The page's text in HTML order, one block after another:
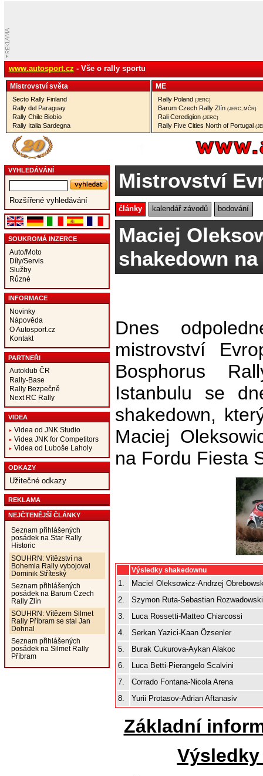
www.autosport.cz - Vše o rally sportu
Mistrovství­ světa
Secto Rally Finland
Rally del Paraguay
Rally Chile Biobío
Rally Italia Sardegna
ME
Rally Poland (JERC)
Barum Czech Rally Zlín (JERC, MČR)
Rali Ceredigion (JERC)
Rally Five Cities North of Portugal
VYHLEDÁVÁNÍ
Rozšířené vyhledávání
SOUKROMÁ INZERCE
Auto/Moto
Díly/Servis
Služby
Různé
INFORMACE
Novinky
Nápověda
O Autosport.cz
Kontakt
PARTNEŘI
Autoklub ČR
Rally-Base
Rally Bezpečně
Next RC Rally
VIDEA
Videa od JNK Studio
Videa JNK for Competitors
Videa od Luboše Laholy
ODKAZY
Užitečné odkazy
REKLAMA
NEJČTENĚJŠÍ ČLÁNKY
Seznam přihlášených
posádek na Star Rally
Historic
SOUHRN: Vítězství na
Bohemia Rally vybojoval
Dominik Stříteský
Seznam přihlášených
posádek na Barum Czech
Rally Zlín
SOUHRN: Vítězem Silmet
Rally Příbram se stal Jan
Dohnal
Seznam přihlášených
posádek na Silmet Rally
Příbram
Mistrovství
články kalendář závodů bodování
Maciej
shakedown
Dnes
mistrovství
Bosphorus
Istanbulu se
shakedown,
Maciej
na Fordu Fiesta
Výsledky shakedownu
1.
Maciel Oleksowicz-Andrzej
2.
Szymon Ruta-Sebastian Rozwadowski
3.
Luca Rossetti-Matteo Chiarcossi
4.
Serkan Yazici-Kaan Özsenler
5.
Burak Cukurova-Aykan Alakoc
6.
Luca Betti-Pierangelo Scalvini
7.
Corrado Fontana-Nicola Arena
8.
Yurii Protasov-Adrian Aftanasiv
Základní